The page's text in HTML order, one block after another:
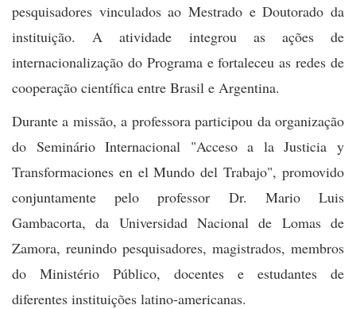
pesquisadores vinculados ao Mestrado e Doutorado da
instituição. A atividade integrou as ações de
internacionalização do Programa e fortaleceu as redes de
cooperação científica entre Brasil e Argentina.
Durante a missão, a professora participou da organização
do Seminário Internacional "Acceso a la Justicia y
Transformaciones en el Mundo del Trabajo", promovido
conjuntamente pelo professor Dr. Mario Luis
Gambacorta, da Universidad Nacional de Lomas de
Zamora, reunindo pesquisadores, magistrados, membros
do Ministério Público, docentes e estudantes de
diferentes instituições latino-americanas.